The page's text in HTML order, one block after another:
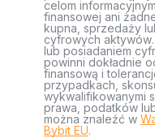
celom
finansowej ani
kupna, sprzedaży
cyfrowych
lub posiadaniem
powinni dokładnie
finansową i
przypadkach,
wykwalifikowanymi
prawa, podatków
można znaleźć w
Bybit EU.